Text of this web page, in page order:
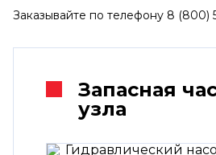
Заказывайте по телефону 8 (800)
Запасная
узла